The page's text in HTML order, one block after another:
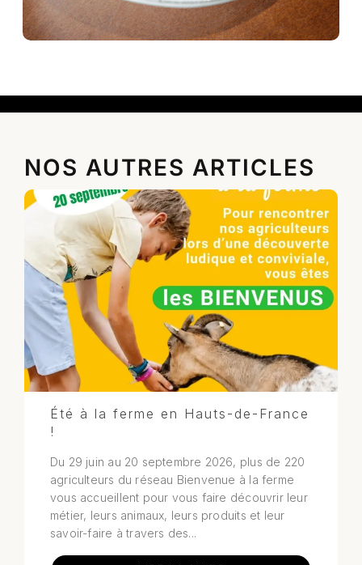
NOS AUTRES ARTICLES
Été à la ferme en Hauts-de-France
!
Du 29 juin au 20 septembre 2026, plus de 220
agriculteurs du réseau Bienvenue à la ferme
vous accueillent pour vous faire découvrir leur
métier, leurs animaux, leurs produits et leur
savoir-faire à travers des...